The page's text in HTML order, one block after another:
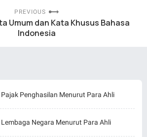
PREVIOUS
Umum dan Kata Khusus Bahasa
Indonesia
Penghasilan Menurut Para Ahli
Negara Menurut Para Ahli